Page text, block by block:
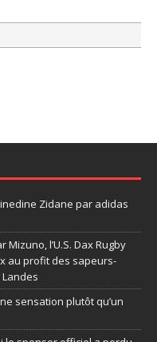
Zidane par adidas
l’U.S. Dax Rugby
au profit des sapeurs-
sensation plutôt qu’un